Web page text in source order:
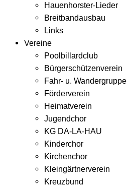
Hauenhorster-Lieder
Breitbandausbau
Links
Vereine
Poolbillardclub
Bürgerschützenverein
Fahr- u. Wandergruppe
Förderverein
Heimatverein
Jugendchor
KG DA-LA-HAU
Kinderchor
Kirchenchor
Kleingärtnerverein
Kreuzbund